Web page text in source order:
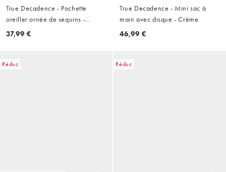
True Decadence - Pochette
oreiller ornée de sequins -
Bronze doré
37,99 €
True Decadence - Mini sac à
main avec disque - Crème
46,99 €
Réduc Réduc